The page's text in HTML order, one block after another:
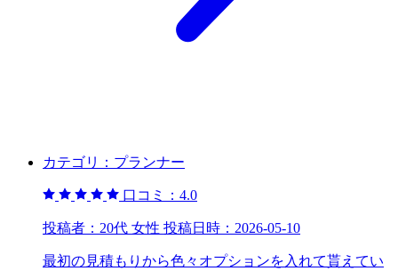
カテゴリ： プランナー
口コミ： 4.0
投稿者： 20代 女性 投稿日時： 2026-05-10
最初の見積もりから色々オプションを入れて貰えてい